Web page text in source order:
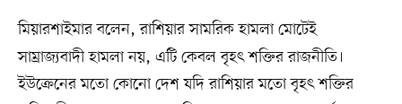
মিয়ারশাইমার বলেন, রাশিয়ার সামরিক হামলা মোটেই
সাম্রাজ্যবাদী হামলা নয়, এটি কেবল বৃহৎ শক্তির রাজনীতি।
ইউক্রেনের মতো কোনো দেশ যদি রাশিয়ার মতো বৃহৎ শক্তির